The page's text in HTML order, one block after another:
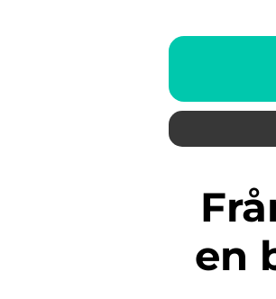
Från stillhetens trädgård till
en